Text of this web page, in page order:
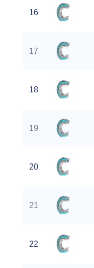
16
17
18
19
20
21
22